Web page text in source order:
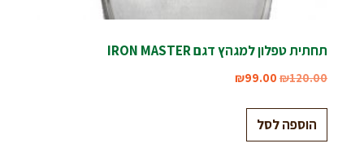
תחתית טפלון למגהץ דגם IRON MASTER
₪120.00
₪99.00
הוספה לסל